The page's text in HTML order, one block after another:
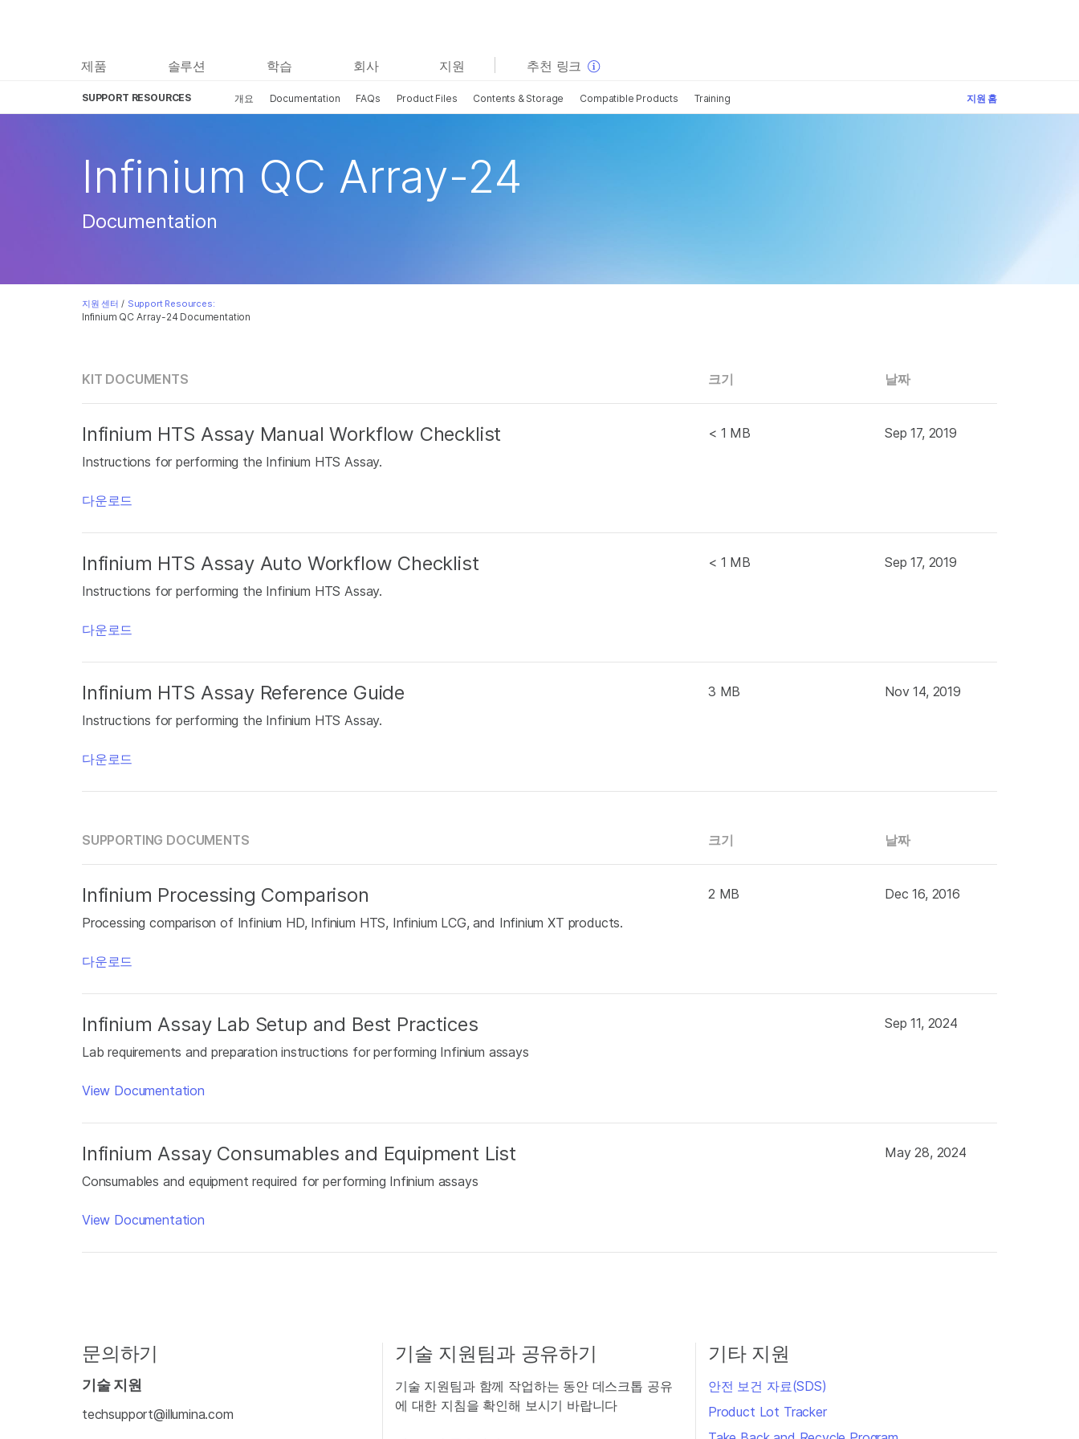
제품 솔루션 학습 회사 지원 추천 링크
SUPPORT RESOURCES 개요 Documentation FAQs Product Files Contents & Storage Compatible Products Training 지원 홈
Infinium QC Array-24 Documentation
Infinium QC Array-24
Documentation
지원 센터 / Support Resources:
KIT DOCUMENTS 크기 날짜
Infinium HTS Assay Manual Workflow Checklist
Instructions for performing the Infinium HTS Assay.
다운로드
< 1 MB Sep 17, 2019
Infinium HTS Assay Auto Workflow Checklist
Instructions for performing the Infinium HTS Assay.
다운로드
< 1 MB Sep 17, 2019
Infinium HTS Assay Reference Guide
Instructions for performing the Infinium HTS Assay.
다운로드
3 MB Nov 14, 2019
SUPPORTING DOCUMENTS 크기 날짜
Infinium Processing Comparison
Processing comparison of Infinium HD, Infinium HTS, Infinium LCG, and Infinium XT products.
다운로드
2 MB Dec 16, 2016
Infinium Assay Lab Setup and Best Practices
Lab requirements and preparation instructions for performing Infinium assays
View Documentation
Sep 11, 2024
Infinium Assay Consumables and Equipment List
Consumables and equipment required for performing Infinium assays
View Documentation
May 28, 2024
문의하기
기술 지원
techsupport@illumina.com
기술 지원팀과 공유하기
기술 지원팀과 함께 작업하는 동안 데스크톱 공유
에 대한 지침을 확인해 보시기 바랍니다
기타 지원
안전 보건 자료(SDS)
Product Lot Tracker
보다 관련성이 높은 콘텐츠를 확인하실 수 있습니다. 주요
관심 분야를 선택해 주세요:
암 연구
임상 종양학 연구